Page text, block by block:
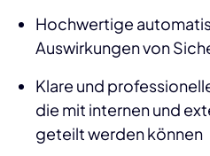
Hochwertige
Auswirkungen von
Klare und
die mit internen und
geteilt werden können